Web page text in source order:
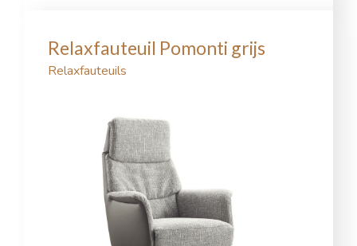
Relaxfauteuil Pomonti grijs
Relaxfauteuils